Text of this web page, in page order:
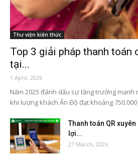
Thư viện kiến thức
Top 3 giải pháp thanh toán
tại...
1 April, 2026
Năm 2025 đánh dấu sự tăng trưởng mạnh
khi lượng khách Ấn Độ đạt khoảng
Thanh toán QR
lợi...
27 March, 2026